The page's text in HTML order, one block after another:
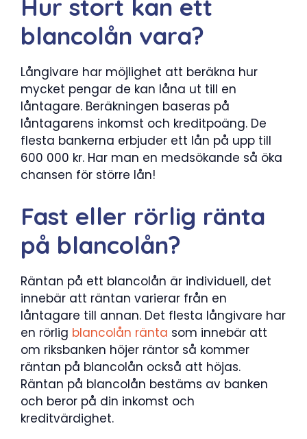
Hur stort kan ett
blancolån vara?
Långivare har möjlighet att beräkna hur
mycket pengar de kan låna ut till en
låntagare. Beräkningen baseras på
låntagarens inkomst och kreditpoäng. De
flesta bankerna erbjuder ett lån på upp till
600 000 kr. Har man en medsökande så öka
chansen för större lån!
Fast eller rörlig ränta
på blancolån?
Räntan på ett blancolån är individuell, det
innebär att räntan varierar från en
låntagare till annan. Det flesta långivare har
en rörlig blancolån ränta som innebär att
om riksbanken höjer räntor så kommer
räntan på blancolån också att höjas.
Räntan på blancolån bestäms av banken
och beror på din inkomst och
kreditvärdighet.